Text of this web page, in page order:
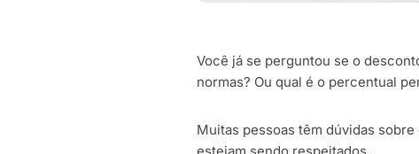
Você já se perguntou se o
normas? Ou qual é o percentual
Muitas pessoas têm dúvidas
estejam sendo respeitados.